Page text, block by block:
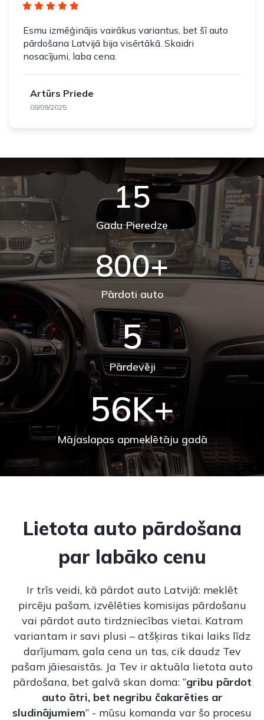
Esmu izmēģinājis vairākus variantus, bet šī auto
pārdošana Latvijā bija visērtākā. Skaidri
nosacījumi, laba cena.
Artūrs Priede
08/09/2025
Gadu Pieredze
15
Pārdoti auto
800+
Pārdevēji
5
Mājaslapas apmeklētāju gadā
56K+
Lietota auto pārdošana
par labāko cenu
Ir trīs veidi, kā pārdot auto Latvijā: meklēt
pircēju pašam, izvēlēties komisijas pārdošanu
vai pārdot auto tirdzniecības vietai. Katram
variantam ir savi plusi – atšķiras tikai laiks līdz
darījumam, gala cena un tas, cik daudz Tev
pašam jāiesaistās. Ja Tev ir aktuāla lietota auto
pārdošana, bet galvā skan doma: “gribu pārdot
auto ātri, bet negribu čakarēties ar
sludinājumiem” - mūsu komanda var šo procesu